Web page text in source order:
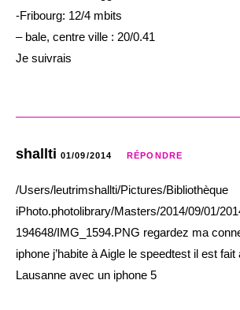
-Fribourg: 12/4 mbits
– bale, centre ville : 20/0.41
Je suivrais
shallti 01/09/2014 RÉPONDRE
/Users/leutrimshallti/Pictures/Bibliothèque
iPhoto.photolibrary/Masters/2014/09/01/
194648/IMG_1594.PNG regardez ma
iphone j’habite à Aigle le speedtest il est
Lausanne avec un iphone 5